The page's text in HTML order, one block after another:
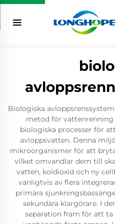
Biologiska
metod för
biologiska processer för
avloppsvatten. Denna
mikroorganismer för att
vilket omvandlar dem till
vatten, koldioxid och ny
vanligtvis av flera
primära
sekundära klargörare. I
separation fram för att